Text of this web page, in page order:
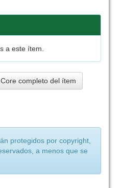
a este ítem.
completo del ítem
protegidos por copyright,
a menos que se